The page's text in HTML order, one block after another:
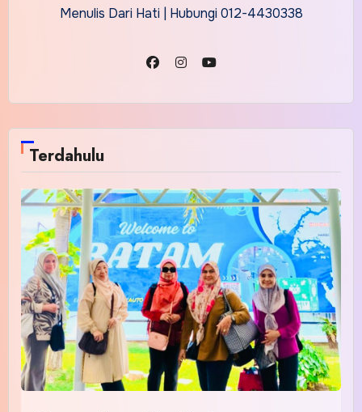
Menulis Dari Hati | Hubungi 012-4430338
Terdahulu